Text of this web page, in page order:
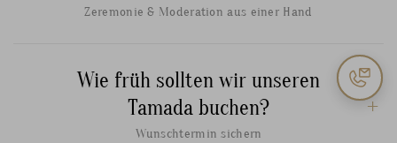
Zeremonie & Moderation aus einer Hand
Wie früh sollten wir unseren
Tamada buchen?
Wunschtermin sichern